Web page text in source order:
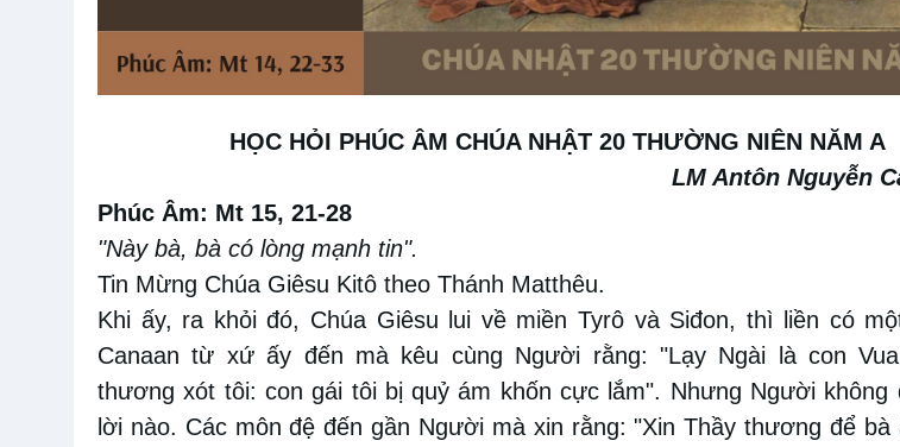
HỌC HỎI PHÚC ÂM CHÚA NHẬT 20 THƯỜNG NIÊN NĂM A
LM Antôn Nguyễn
Phúc Âm: Mt 15, 21-28
"Này bà, bà có lòng mạnh tin".
Tin Mừng Chúa Giêsu Kitô theo Thánh Matthêu.
Khi ấy, ra khỏi đó, Chúa Giêsu lui về miền Tyrô và Siđon, thì liền có
Canaan từ xứ ấy đến mà kêu cùng Người rằng: "Lạy Ngài là con
thương xót tôi: con gái tôi bị quỷ ám khốn cực lắm". Nhưng Người không
lời nào. Các môn đệ đến gần Người mà xin rằng: "Xin Thầy thương để bà